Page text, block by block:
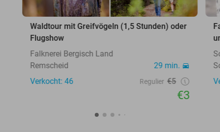
Waldtour mit Greifvögeln (1,5 Stunden) oder
Flugshow
Falknerei Bergisch Land
Remscheid
29 min.
Verkocht: 46
Regulier €5
€3